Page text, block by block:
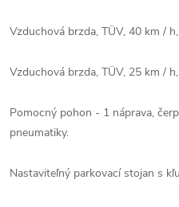
Vzduchová brzda, TÜV, 40 km /
Vzduchová brzda, TÜV, 25 km /
Pomocný pohon - 1 náprava,
pneumatiky.
Nastaviteľný parkovací stojan s